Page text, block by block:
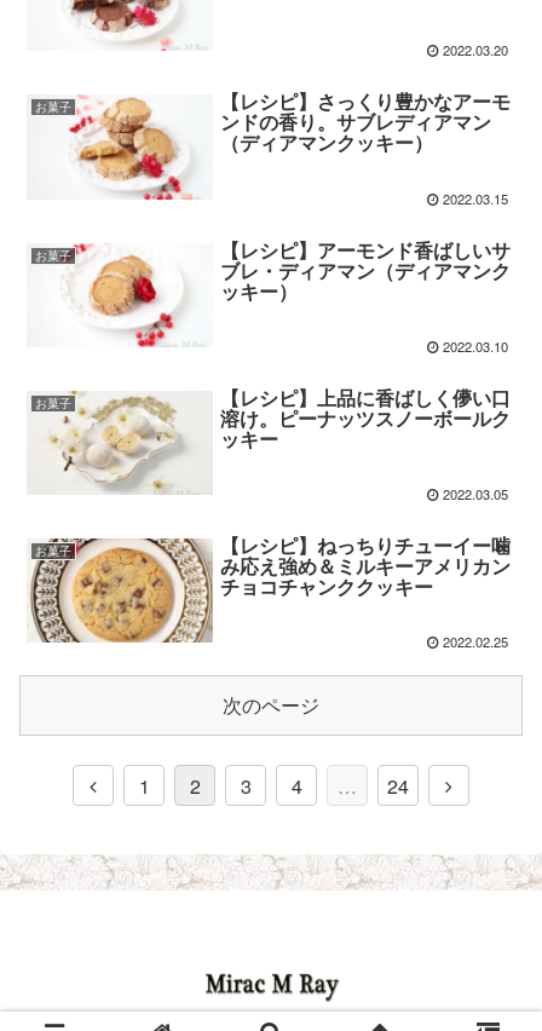
2022.03.20
お菓子 【レシピ】さっくり豊かなアーモ
ンドの香り。サブレディアマン
（ディアマンクッキー）
2022.03.15
お菓子 【レシピ】アーモンド香ばしいサ
ブレ・ディアマン（ディアマンク
ッキー）
2022.03.10
お菓子 【レシピ】上品に香ばしく儚い口
溶け。ピーナッツスノーボールク
ッキー
2022.03.05
お菓子 【レシピ】ねっちりチューイー噛
み応え強め＆ミルキーアメリカン
チョコチャンククッキー
2022.02.25
次のページ
1 2 3 4 … 24